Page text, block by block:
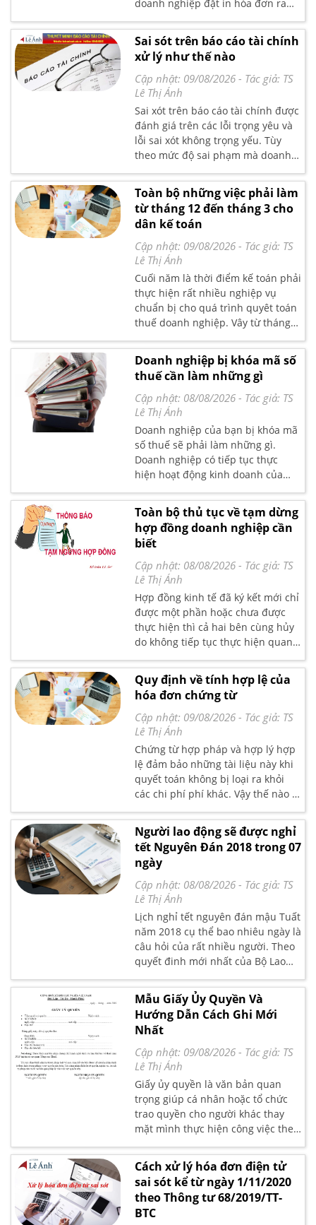
doanh nghiệp đặt in hóa đơn ra
sao? người mua không cung cấp
tên, địa chỉ, mã số thuế,… thì người
bán có phải lập hóa đơn hay
không?,… Tất tần tật những câu hỏi
về hóa đơn chứng từ sẽ được kế
toán Lê Ánh giải đáp trong bài viết
dưới đây, các bạn cùng tham khảo
nhé.
Sai sót trên báo cáo tài chính
xử lý như thế nào
Cập nhật: 09/08/2026 - Tác giả: TS
Lê Thị Ánh
Sai xót trên báo cáo tài chính được
đánh giá trên các lỗi trọng yêu và
lỗi sai xót không trọng yếu. Tùy
theo mức độ sai phạm mà doanh
nghiệp có bị xử phạt hành chính
và truy thu thuế hay không.
Toàn bộ những việc phải làm
từ tháng 12 đến tháng 3 cho
dân kế toán
Cập nhật: 09/08/2026 - Tác giả: TS
Lê Thị Ánh
Cuối năm là thời điểm kế toán phải
thực hiện rất nhiều nghiệp vụ
chuẩn bị cho quá trình quyêt toán
thuế doanh nghiệp. Vây từ tháng
12 đến tháng 03 kế toán phải làm
những gì.Kế toán Lê Ánh xin liệt kê
những đầu mục việc quan trọng
mà bạn cần lưu ý nhé.
Doanh nghiệp bị khóa mã số
thuế cần làm những gì
Cập nhật: 08/08/2026 - Tác giả: TS
Lê Thị Ánh
Doanh nghiệp của bạn bị khóa mã
số thuế sẽ phải làm những gì.
Doanh nghiệp có tiếp tục thực
hiện hoạt động kinh doanh của
mình không, khi kê khai mã sô
thuế trong trường hợp này doanh
nghiệp cần lưu ý những gì. Kế toán
Lê Ánh xin gửi đến bạn đọc bài viết
nghiệp vụ chi tiết
Toàn bộ thủ tục về tạm dừng
hợp đồng doanh nghiệp cần
biết
Cập nhật: 08/08/2026 - Tác giả: TS
Lê Thị Ánh
Hợp đồng kinh tế đã ký kết mới chỉ
được một phần hoặc chưa được
thực hiện thì cả hai bên cùng hủy
do không tiếp tục thực hiện quan
hệ đối tác nữa. Trường hợp doanh
nghiệp cần thực hiện những gì, kế
toán Lê Ánh xin gửi đến bạn đọc
bài viết nghiệp vụ chi tiết tại đây
nhé.
Quy định về tính hợp lệ của
hóa đơn chứng từ
Cập nhật: 09/08/2026 - Tác giả: TS
Lê Thị Ánh
Chứng từ hợp pháp và hợp lý hợp
lệ đảm bảo những tài liệu này khi
quyết toán không bị loại ra khỏi
các chi phí phí khác. Vậy thế nào là
hóa đơn chứng từ hợp lệ. Kế toán
Lê Ánh xin gửi đến bạn đọc bài viết
nghiệp vụ chi tiết tại đây nhé .
Người lao động sẽ được nghỉ
tết Nguyên Đán 2018 trong 07
ngày
Cập nhật: 08/08/2026 - Tác giả: TS
Lê Thị Ánh
Lịch nghỉ tết nguyên đán mậu Tuất
năm 2018 cụ thể bao nhiêu ngày là
câu hỏi của rất nhiều người. Theo
quyết đinh mới nhất của Bộ Lao
Động Thương Binh Xã Hội xét
duyệt phương án nghỉ tết nguyên
đán 2018 chi tiết sẽ là 07 ngày. Kế
toán Lê Ánh xin gửi đến bạn đọc
nội dung chi tiết tại đây nhé
Mẫu Giấy Ủy Quyền Và
Hướng Dẫn Cách Ghi Mới
Nhất
Cập nhật: 09/08/2026 - Tác giả: TS
Lê Thị Ánh
Giấy ủy quyền là văn bản quan
trọng giúp cá nhân hoặc tổ chức
trao quyền cho người khác thay
mặt mình thực hiện công việc theo
quy định. Dù là làm thủ tục hành
chính, ký hợp đồng hay xử lý công
việc cá nhân, giấy ủy quyền cần
được soạn thảo đúng chuẩn để
đảm bảo tính pháp lý. Bài viết sau
Kế toán Lê Ánh chia sẻ đến bạn
Cách xử lý hóa đơn điện tử
sai sót kể từ ngày 1/11/2020
theo Thông tư 68/2019/TT-
BTC